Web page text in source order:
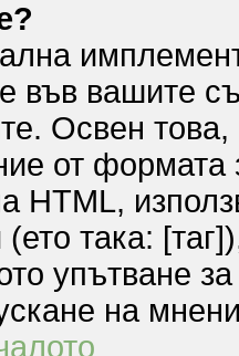
във вашите
Освен
от формата
HTML,
(ето така:
упътване
на